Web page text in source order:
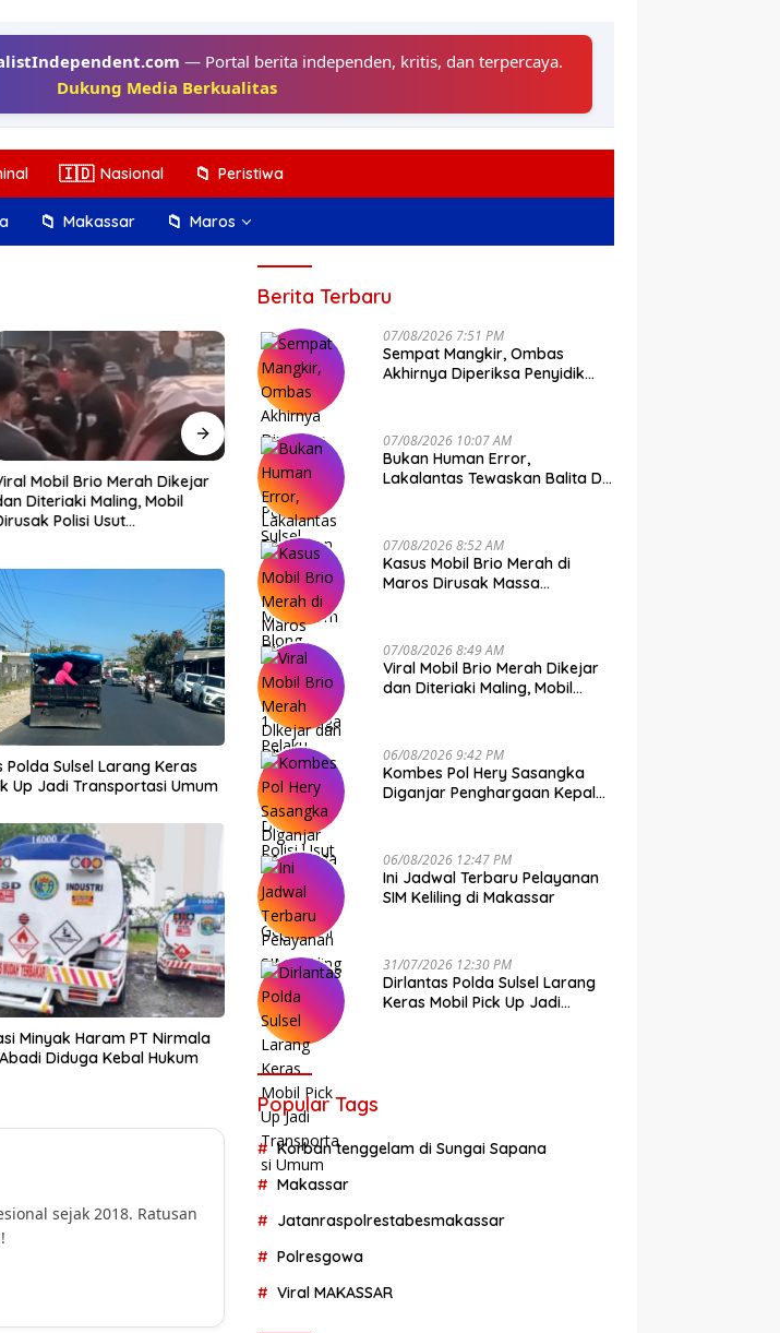
— Portal berita independen, kritis, dan terpercaya.
Dukung Media Berkualitas
🇮🇩 Nasional 📁 Peristiwa
📁 Makassar 📁 Maros
Mobil Brio Merah Dikejar
Diteriaki Maling, Mobil
Polisi Usut
Kombes Pol Hery Sasangka
Diganjar Penghargaan Kepala
Basarnas Gegara Ini
Ini Jadwal Terbaru Pelayanan
Polda Sulsel Larang Keras
Up Jadi Transportasi Umum
Minyak Haram PT Nirmala
Diduga Kebal Hukum
sejak 2018. Ratusan
Berita Terbaru
07/08/2026 7:51 PM
Sempat Mangkir, Ombas
Akhirnya Diperiksa Penyidik
07/08/2026 10:07 AM
Bukan Human Error,
Lakalantas Tewaskan Balita Di
07/08/2026 8:52 AM
Kasus Mobil Brio Merah di
Maros Dirusak Massa
07/08/2026 8:49 AM
Viral Mobil Brio Merah Dikejar
dan Diteriaki Maling, Mobil
06/08/2026 9:42 PM
Kombes Pol Hery Sasangka
Diganjar Penghargaan Kepala
06/08/2026 12:47 PM
Ini Jadwal Terbaru Pelayanan
SIM Keliling di Makassar
31/07/2026 12:30 PM
Dirlantas Polda Sulsel Larang
Keras Mobil Pick Up Jadi
Popular Tags
Korban tenggelam di Sungai Sapana
Makassar
Jatanraspolrestabesmakassar
Polresgowa
Viral MAKASSAR